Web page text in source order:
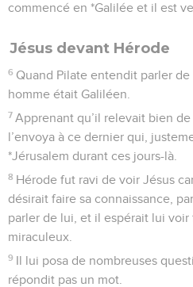
commencé en *Galilée et il est
Jésus devant Hérode
6 Quand Pilate entendit parler
homme était Galiléen.
7 Apprenant qu’il relevait bien
l’envoya à ce dernier qui,
*Jérusalem durant ces jours-là.
8 Hérode fut ravi de voir Jésus
désirait faire sa connaissance,
parler de lui, et il espérait lui
miraculeux.
9 Il lui posa de nombreuses
répondit pas un mot.